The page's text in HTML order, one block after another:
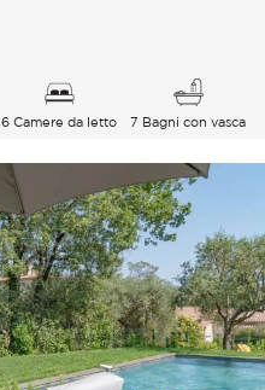
6 Camere da letto 7 Bagni con vasca